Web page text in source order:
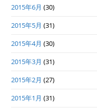
2015年6月 (30)
2015年5月 (31)
2015年4月 (30)
2015年3月 (31)
2015年2月 (27)
2015年1月 (31)